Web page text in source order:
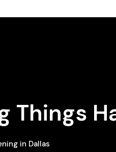
Things
in Dallas